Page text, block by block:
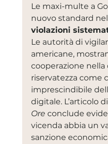
Le maxi-multe a
nuovo standard
violazioni
Le autorità di
americane,
cooperazione
riservatezza come
imprescindibile
digitale. L’articolo di
Ore conclude
vicenda abbia un
sanzione